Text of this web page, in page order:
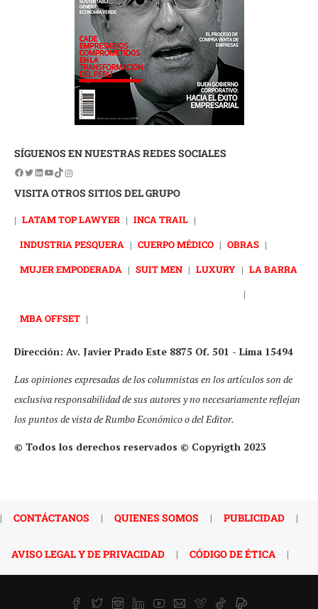
SÍGUENOS EN NUESTRAS REDES SOCIALES
VISITA OTROS SITIOS DEL GRUPO
| LATAM TOP LAWYER | INCA TRAIL |
INDUSTRIA PESQUERA | CUERPO MÉDICO | OBRAS |
MUJER EMPODERADA | SUIT MEN | LUXURY | LA BARRA
|
MBA OFFSET |
Dirección: Av. Javier Prado Este 8875 Of. 501 - Lima 15494
Las opiniones expresadas de los columnistas en los artículos son de
exclusiva responsabilidad de sus autores y no necesariamente reflejan
los puntos de vista de Rumbo Económico o del Editor.
© Todos los derechos reservados © Copyrigth 2023
| CONTÁCTANOS | QUIENES SOMOS | PUBLICIDAD |
AVISO LEGAL Y DE PRIVACIDAD | CÓDIGO DE ÉTICA |